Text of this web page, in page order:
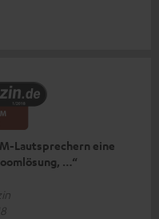
Lautsprechern eine
…“